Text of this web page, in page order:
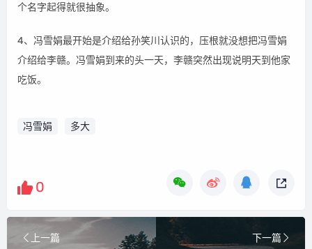
个名字起得就很抽象。
4、冯雪娟最开始是介绍给孙笑川认识的，压根就没想把冯雪娟
介绍给李赣。冯雪娟到来的头一天，李赣突然出现说明天到他家
吃饭。
冯雪娟 多大
0
上一篇 下一篇